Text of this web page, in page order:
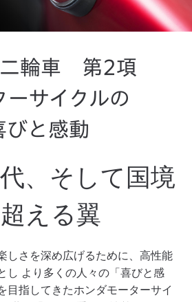
輪車 第2項
ーサイクルの
びと感動
、そして国境
える翼
しさを深め広げるために、高性能
し より多くの人々の「喜びと感
目指してきたホンダモーターサイ